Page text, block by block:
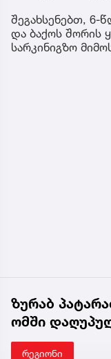
შეგახსენებთ, 6-
და ბაქოს შორის
სარკინიგზო
ზურაბ
ომში
რეგიონი